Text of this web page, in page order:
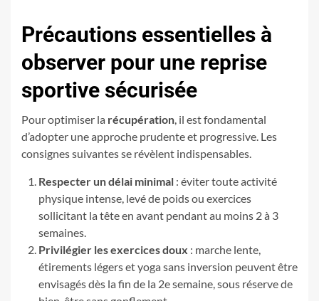
Précautions essentielles à
observer pour une reprise
sportive sécurisée
Pour optimiser la récupération, il est fondamental
d’adopter une approche prudente et progressive. Les
consignes suivantes se révèlent indispensables.
Respecter un délai minimal : éviter toute activité
physique intense, levé de poids ou exercices
sollicitant la tête en avant pendant au moins 2 à 3
semaines.
Privilégier les exercices doux : marche lente,
étirements légers et yoga sans inversion peuvent être
envisagés dès la fin de la 2e semaine, sous réserve de